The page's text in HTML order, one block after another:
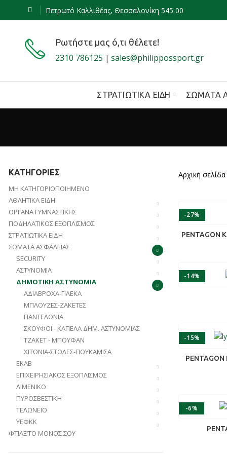
Πετρωτό Καλλιθέας, Θεσσαλονίκη 545 00
Ρωτήστε μας ό,τι θέλετε!
2310 786125 | sales@philippossport.gr
ΣΤΡΑΤΙΩΤΙΚΆ ΕΊΔΗ ΣΏΜΑΤΑ
ΚΑΤΗΓΟΡΊΕΣ
ΜΗ ΚΑΤΗΓΟΡΙΟΠΟΙΗΜΈΝΟ
ΑΘΛΗΤΙΚΆ ΕΊΔΗ
ΌΡΓΑΝΑ ΓΥΜΝΑΣΤΙΚΉΣ
ΠΟΔΗΛΑΤΙΚΌΣ ΕΞΟΠΛΙΣΜΌΣ
ΣΤΡΑΤΙΩΤΙΚΆ ΕΊΔΗ
ΣΏΜΑΤΑ ΑΣΦΑΛΕΊΑΣ
SECURITY
ΑΣΤΥΝΟΜΊΑ
ΔΗΜΟΤΙΚΉ ΑΣΤΥΝΟΜΊΑ
ΑΔΙΆΒΡΟΧΑ-ΓΙΛΈΚΑ
ΜΠΛΟΎΖΕΣ-ΖΑΚΈΤΕΣ
ΠΑΝΤΕΛΌΝΙΑ
ΣΚΟΎΦΟΙ - ΚΑΠΈΛΑ ΔΗΜ. ΑΣΤΥΝΟΜΊΑΣ
ΤΖΆΚΕΤ - ΜΠΟΥΦΆΝ
ΧΙΤΏΝΙΑ-ΣΤΟΛΈΣ-ΠΟΥΚΆΜΙΣΑ
ΕΚΑΒ
ΕΠΙΧΕΙΡΗΣΙΑΚΌΣ ΕΞΟΠΛΙΣΜΌΣ
ΛΙΜΕΝΙΚΌ
ΠΥΡΟΣΒΕΣΤΙΚΉ
ΤΕΛΩΝΕΊΟ
ΥΕΦΚΚ
ΦΤΙΆΞ’ΤΟ ΜΌΝΟΣ ΣΟΥ
Αρχική σελίδα
-27%
PENTAGON
-14%
-15%
-6%